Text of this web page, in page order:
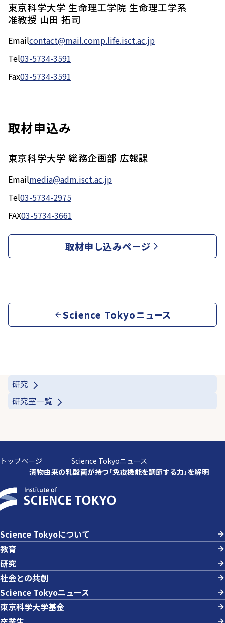
東京科学大学 生命理工学院 生命理工学系
准教授 山田 拓司
Emailcontact@mail.comp.life.isct.ac.jp
Tel03-5734-3591
Fax03-5734-3591
取材申込み
東京科学大学 総務企画部 広報課
Emailmedia@adm.isct.ac.jp
Tel03-5734-2975
FAX03-5734-3661
取材申し込みページ
Science Tokyoニュース
研究
研究室一覧
トップページ
Science Tokyoニュース
漬物由来の乳酸菌が持つ「免疫機能を調節する力」を解明
Science Tokyoについて
教育
研究
社会との共創
Science Tokyoニュース
東京科学大学基金